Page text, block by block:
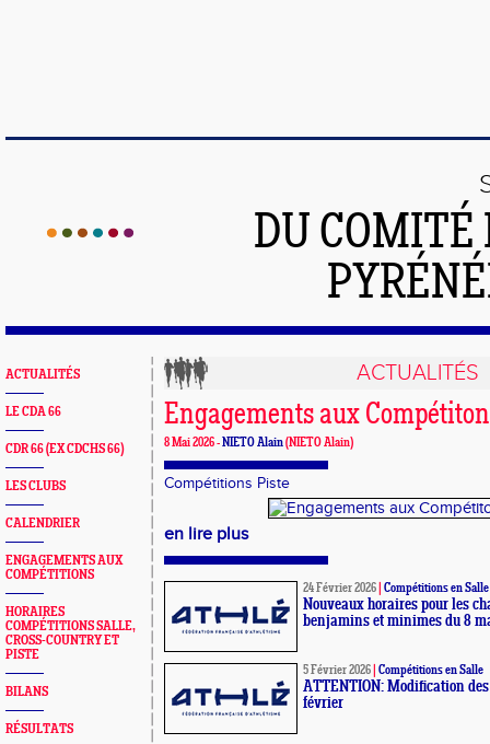
DU
ACTUALITÉS
LE CDA 66
CDR 66 (EX CDCHS 66)
LES CLUBS
CALENDRIER
ENGAGEMENTS AUX
COMPÉTITIONS
HORAIRES
COMPÉTITIONS SALLE,
CROSS-COUNTRY ET
PISTE
BILANS
RÉSULTATS
ACTUALITÉS
Engagements aux
8 Mai 2026 -NIETO Alain(NIETO Alain)
Compétitions Piste
en lire plus
24 Février 2026 Compétitions en Salle
Nouveaux horaires pour les
benjamins et minimes du 8
5 Février 2026 Compétitions en Salle
ATTENTION: Modification
février